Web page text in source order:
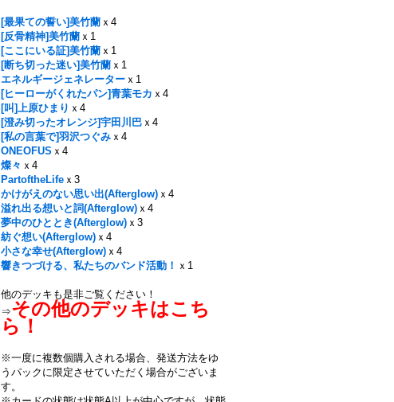
[最果ての誓い]美竹蘭 ｘ4
[反骨精神]美竹蘭 ｘ1
[ここにいる証]美竹蘭 ｘ1
[断ち切った迷い]美竹蘭 ｘ1
エネルギージェネレーター ｘ1
[ヒーローがくれたパン]青葉モカ ｘ4
[叫]上原ひまり ｘ4
[澄み切ったオレンジ]宇田川巴 ｘ4
[私の言葉で]羽沢つぐみ ｘ4
ONEOFUS ｘ4
燦々 ｘ4
PartoftheLife ｘ3
かけがえのない思い出(Afterglow) ｘ4
溢れ出る想いと詞(Afterglow) ｘ4
夢中のひととき(Afterglow) ｘ3
紡ぐ想い(Afterglow) ｘ4
小さな幸せ(Afterglow) ｘ4
響きつづける、私たちのバンド活動！ ｘ1
他のデッキも是非ご覧ください！
⇒その他のデッキはこち
ら！
※一度に複数個購入される場合、発送方法をゆ
うパックに限定させていただく場合がございま
す。